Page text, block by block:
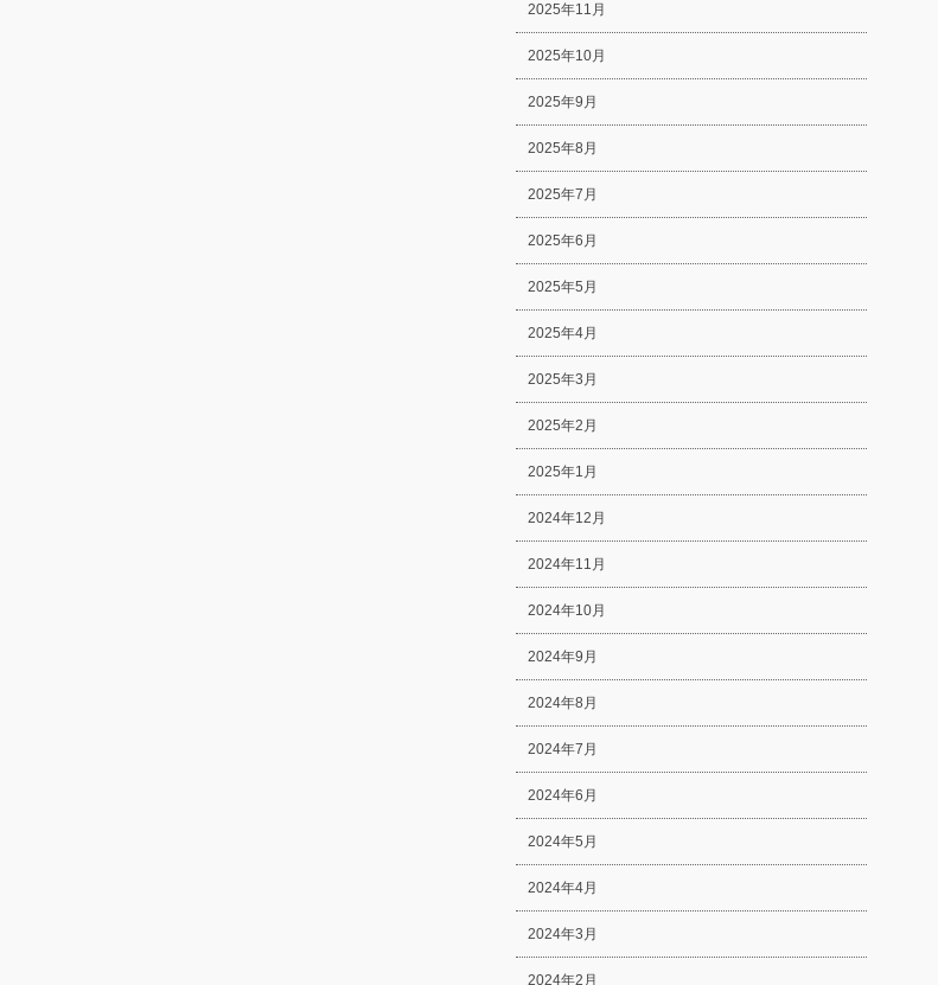
2025年11月
2025年10月
2025年9月
2025年8月
2025年7月
2025年6月
2025年5月
2025年4月
2025年3月
2025年2月
2025年1月
2024年12月
2024年11月
2024年10月
2024年9月
2024年8月
2024年7月
2024年6月
2024年5月
2024年4月
2024年3月
2024年2月